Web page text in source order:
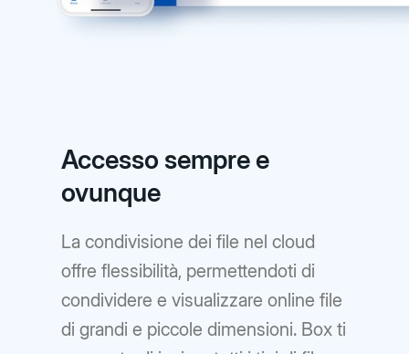
Accesso sempre e
ovunque
La condivisione dei file nel cloud
offre flessibilità, permettendoti di
condividere e visualizzare online file
di grandi e piccole dimensioni. Box ti